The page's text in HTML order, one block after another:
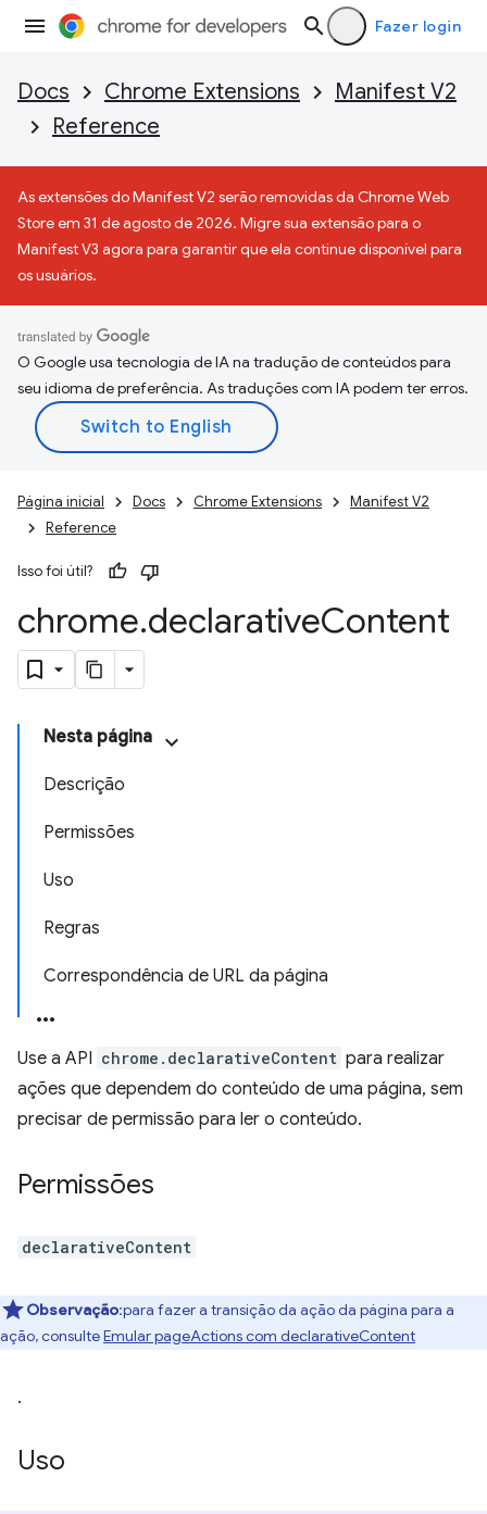
Fazer login
Docs Chrome Extensions
Manifest V2
Reference
As extensões do Manifest V2 serão removidas da Chrome Web
Store em 31 de agosto de 2026. Migre sua extensão para o
Manifest V3 agora para garantir que ela continue disponível para
os usuários.
O Google usa tecnologia de IA na tradução de conteúdos para
seu idioma de preferência. As traduções com IA podem ter erros.
Página inicial Docs Chrome Extensions
Manifest V2
Reference
Isso foi útil?
chrome.declarativeContent
Nesta página
Descrição
Permissões
Uso
Regras
Correspondência de URL da página
Use a API chrome.declarativeContent para realizar
ações que dependem do conteúdo de uma página, sem
precisar de permissão para ler o conteúdo.
Permissões
declarativeContent
Observação:para fazer a transição da ação da página para a
ação, consulteEmular pageActions com declarativeContent
.
Uso